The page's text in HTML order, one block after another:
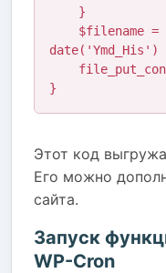
}
Этот код
Его можно
сайта.
Запуск
WP-Cron